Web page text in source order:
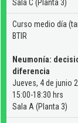
Sala C (Planta 3)
Curso medio día
BTIR
Neumonía:
diferencia
Jueves, 4 de junio
15:00-18:30 hrs
Sala A (Planta 3)